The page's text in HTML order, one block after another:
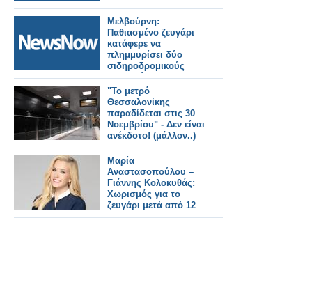
Μελβούρνη:
Παθιασμένο ζευγάρι
κατάφερε να
πλημμυρίσει δύο
σιδηροδρομικούς
σταθμούς
"Το μετρό
Θεσσαλονίκης
παραδίδεται στις 30
Νοεμβρίου" - Δεν είναι
ανέκδοτο! (μάλλον..)
Μαρία
Αναστασοπούλου –
Γιάννης Κολοκυθάς:
Χωρισμός για το
ζευγάρι μετά από 12
χρόνια σχέσης;